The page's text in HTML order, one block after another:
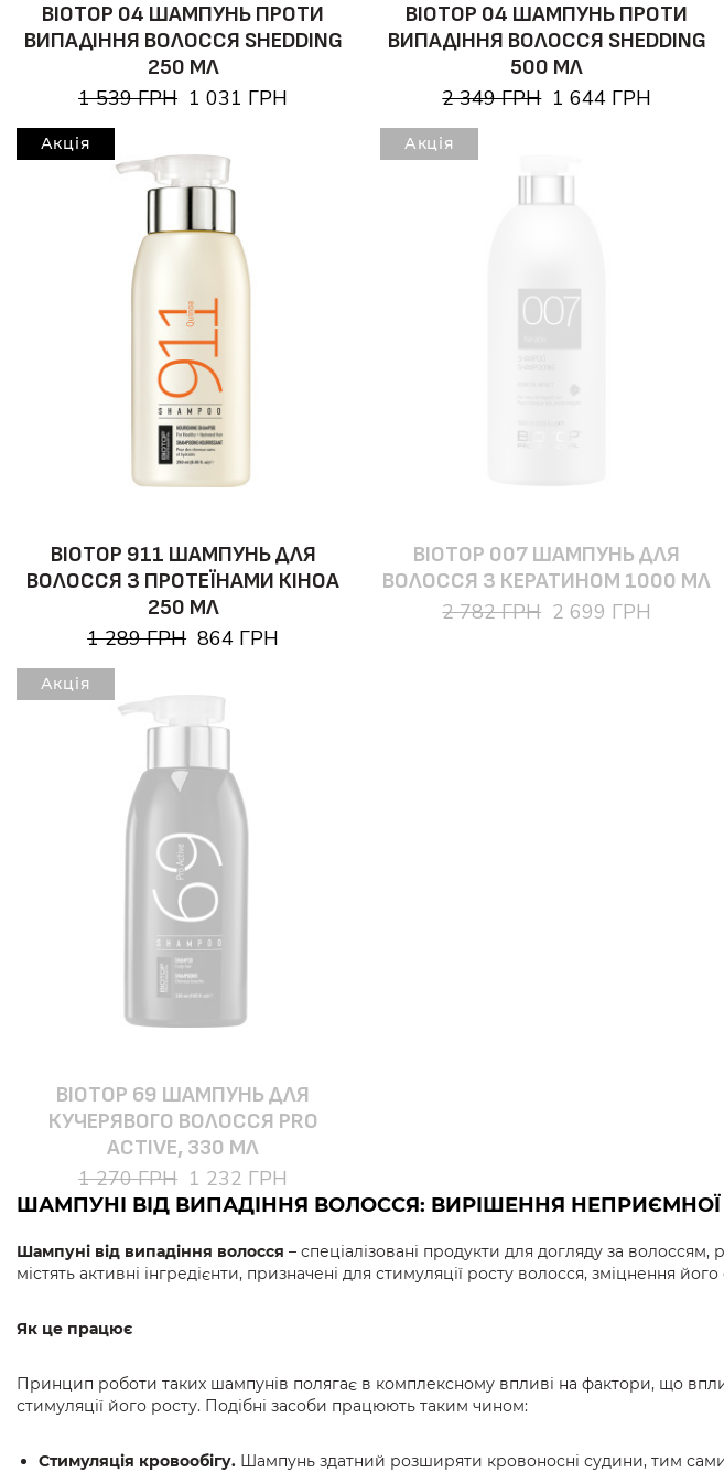
BIOTOP 04 ШАМПУНЬ ПРОТИ
ВИПАДІННЯ ВОЛОССЯ SHEDDING
250 МЛ
1 539 ГРН 1 031 ГРН
BIOTOP 04 ШАМПУНЬ ПРОТИ
ВИПАДІННЯ ВОЛОССЯ SHEDDING
500 МЛ
2 349 ГРН 1 644 ГРН
Акція
BIOTOP 911 ШАМПУНЬ ДЛЯ
ВОЛОССЯ З ПРОТЕЇНАМИ КІНОА
250 МЛ
1 289 ГРН 864 ГРН
Акція
BIOTOP 007 ШАМПУНЬ ДЛЯ
ВОЛОССЯ З КЕРАТИНОМ 1000 МЛ
2 782 ГРН 2 699 ГРН
Акція
BIOTOP 69 ШАМПУНЬ ДЛЯ
КУЧЕРЯВОГО ВОЛОССЯ PRO
ACTIVE, 330 МЛ
1 270 ГРН 1 232 ГРН
ШАМПУНІ ВІД ВИПАДІННЯ ВОЛОССЯ: ВИРІШЕННЯ
Шампуні від випадіння волосся – спеціалізовані продукти для догляду за
містять активні інгредієнти, призначені для стимуляції росту волосся, зміцнення
Як це працює
Принцип роботи таких шампунів полягає в комплексному впливі на фактори, що
стимуляції його росту. Подібні засоби працюють таким чином:
Стимуляція кровообігу. Шампунь здатний розширяти кровоносні судини, тим